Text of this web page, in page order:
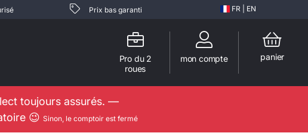
Prix bas garanti FR EN
panier
mon compte
Pro du 2
roues
toujours assurés. —
😉 Sinon, le comptoir est fermé